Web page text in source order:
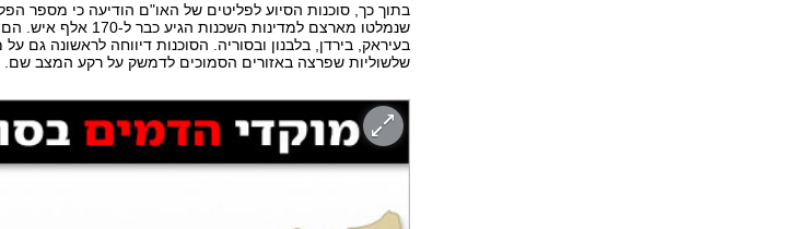
בתוך כך, סוכנות הסיוע לפליטים של האו"ם הודיעה כי מספר
שנמלטו מארצם למדינות השכנות
בעיראק, בירדן, בלבנון ובסוריה. הסוכנות דיווחה לראשונה גם
שלשוליות שפרצה באזורים הסמוכים לדמשק על רקע המצב שם.